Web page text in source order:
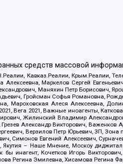
средств массовой
Кавказ.Реалии, Крым.Реалии,
Маркелов Сергей
Маняхин Петр Борисович,
Гройсман Софья Романовна,
Мароховская Алеся Алексеевна,
Вега 2021, Важные иноагенты,
Жилинский Владимир
Александр Викторович,
Верзилов Петр Юрьевич, ЗП,
Симонов Евгений Алексеевич,
Якутия – Наше Мнение, Москоу
бы инагент, Кочетков Игорь
Регина Эмилевна, Хисамова Регина